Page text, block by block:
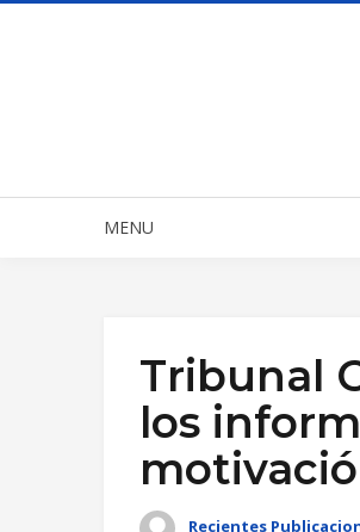
MENU
Tribunal
los
Recientes